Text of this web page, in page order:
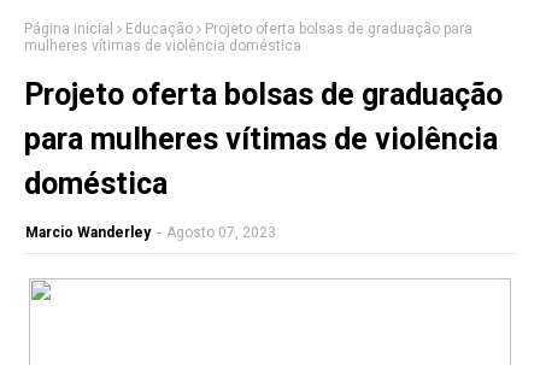
Página inicial Educação
Projeto oferta bolsas de graduação para
mulheres vítimas de violência doméstica
Projeto oferta bolsas de graduação
para mulheres vítimas de violência
doméstica
Marcio Wanderley - Agosto 07, 2023